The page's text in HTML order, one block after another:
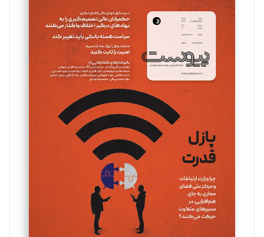
سروش کرمیان
تحریریه
مینا پاکدل
یسنا امان‌پور
تحریریه
ملینا جعفری
تحریریه